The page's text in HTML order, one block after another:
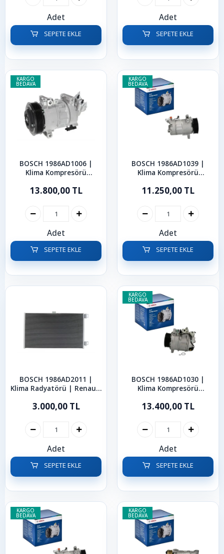
Adet
SEPETE EKLE
Adet
SEPETE EKLE
KARGO
BEDAVA
BOSCH 1986AD1006 |
Klima Kompresörü
Partner
13.800,00 TL
Adet
SEPETE EKLE
KARGO
BEDAVA
BOSCH 1986AD1039 |
Klima Kompresörü
11.250,00 TL
Adet
SEPETE EKLE
BOSCH 1986AD2011 |
Klima Radyatörü | Renault
3.000,00 TL
Adet
SEPETE EKLE
KARGO
BEDAVA
BOSCH 1986AD1030 |
Klima Kompresörü
W211 S211 C209 C219
13.400,00 TL
Adet
SEPETE EKLE
KARGO
BEDAVA
KARGO
BEDAVA